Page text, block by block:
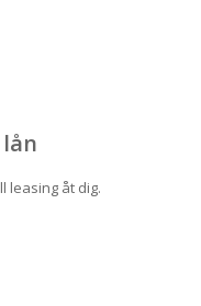
leasing åt dig.